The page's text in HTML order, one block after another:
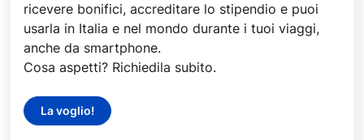
ricevere bonifici, accreditare lo stipendio e puoi
usarla in Italia e nel mondo durante i tuoi viaggi,
anche da smartphone.
Cosa aspetti? Richiedila subito.
La voglio!